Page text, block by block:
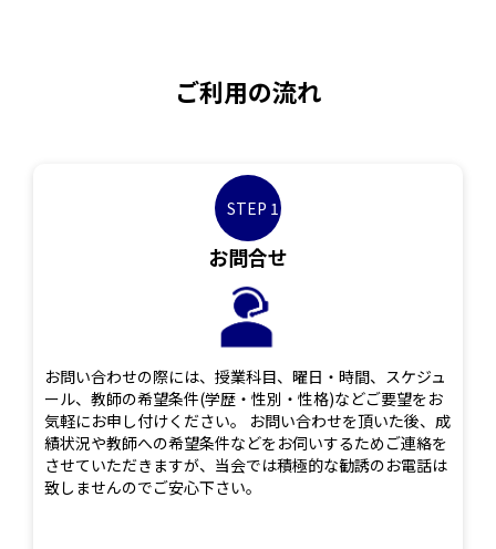
ご利用の流れ
STEP 1
お問合せ
お問い合わせの際には、授業科目、曜日・時間、スケジュ
ール、教師の希望条件(学歴・性別・性格)などご要望をお
気軽にお申し付けください。 お問い合わせを頂いた後、成
績状況や教師への希望条件などをお伺いするためご連絡を
させていただきますが、当会では積極的な勧誘のお電話は
致しませんのでご安心下さい。